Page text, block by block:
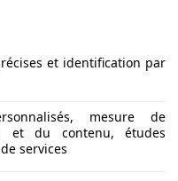
et identification par
mesure de
et du contenu, études
services